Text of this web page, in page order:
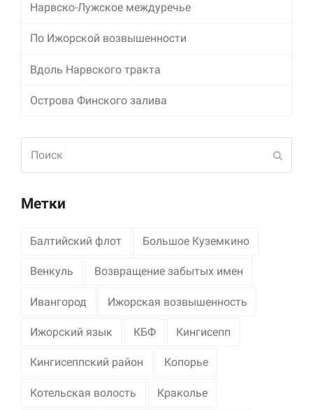
Нарвско-Лужское междуречье
По Ижорской возвышенности
Вдоль Нарвского тракта
Острова Финского залива
Метки
Балтийский флот Большое Куземкино
Венкуль Возвращение забытых имен
Ивангород Ижорская возвышенность
Ижорский язык КБФ Кингисепп
Кингисеппский район Копорье
Котельская волость Краколье